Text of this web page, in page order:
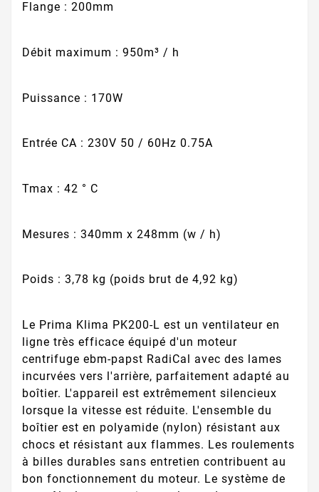
Flange : 200mm
Débit maximum : 950m³ / h
Puissance : 170W
Entrée CA : 230V 50 / 60Hz 0.75A
Tmax : 42 ° C
Mesures : 340mm x 248mm (w / h)
Poids : 3,78 kg (poids brut de 4,92 kg)
Le Prima Klima PK200-L est un ventilateur en
ligne très efficace équipé d'un moteur
centrifuge ebm-papst RadiCal avec des lames
incurvées vers l'arrière, parfaitement adapté au
boîtier. L'appareil est extrêmement silencieux
lorsque la vitesse est réduite. L'ensemble du
boîtier est en polyamide (nylon) résistant aux
chocs et résistant aux flammes. Les roulements
à billes durables sans entretien contribuent au
bon fonctionnement du moteur. Le système de